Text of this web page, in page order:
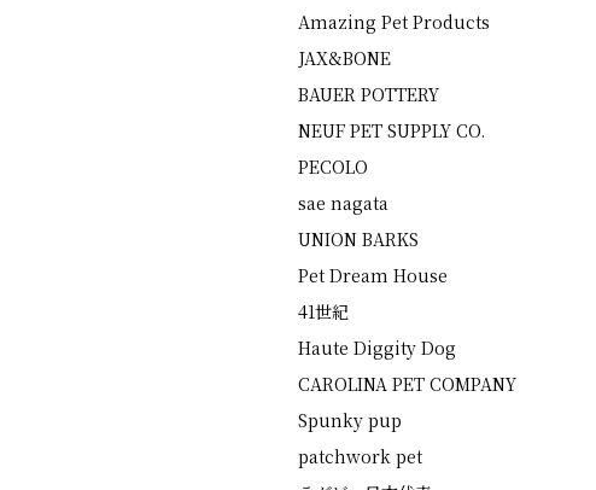
Amazing Pet Products
JAX&BONE
BAUER POTTERY
NEUF PET SUPPLY CO.
PECOLO
sae nagata
UNION BARKS
Pet Dream House
41世紀
Haute Diggity Dog
CAROLINA PET COMPANY
Spunky pup
patchwork pet